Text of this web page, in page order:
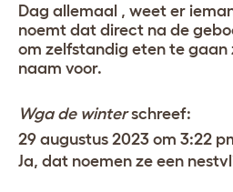
Dag allemaal , weet er
noemt dat direct na de
om zelfstandig eten te gaan
naam voor.
Wga de winter schreef:
29 augustus 2023 om 3:22
Ja, dat noemen ze een